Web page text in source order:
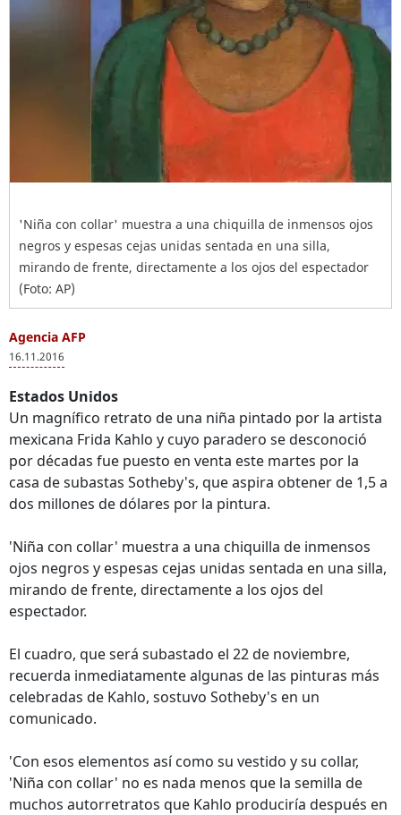
'Niña con collar' muestra a una chiquilla de inmensos ojos
negros y espesas cejas unidas sentada en una silla,
mirando de frente, directamente a los ojos del espectador
(Foto: AP)
Agencia AFP
16.11.2016
Estados Unidos
Un magnífico retrato de una niña pintado por la artista
mexicana Frida Kahlo y cuyo paradero se desconoció
por décadas fue puesto en venta este martes por la
casa de subastas Sotheby's, que aspira obtener de 1,5 a
dos millones de dólares por la pintura.
'Niña con collar' muestra a una chiquilla de inmensos
ojos negros y espesas cejas unidas sentada en una silla,
mirando de frente, directamente a los ojos del
espectador.
El cuadro, que será subastado el 22 de noviembre,
recuerda inmediatamente algunas de las pinturas más
celebradas de Kahlo, sostuvo Sotheby's en un
comunicado.
'Con esos elementos así como su vestido y su collar,
'Niña con collar' no es nada menos que la semilla de
muchos autorretratos que Kahlo produciría después en